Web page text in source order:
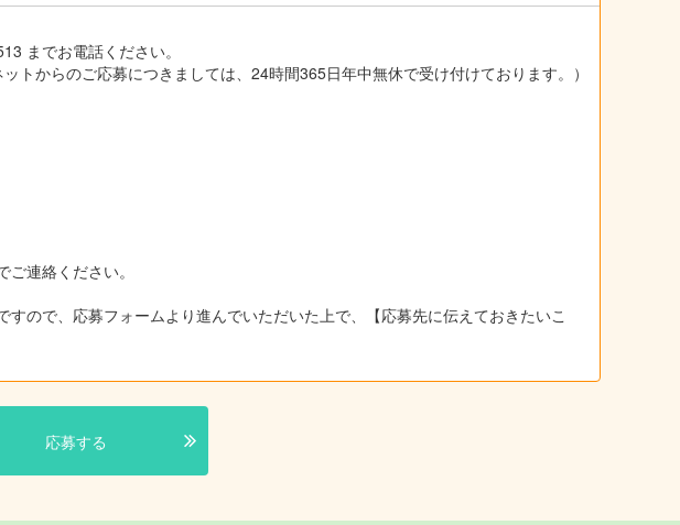
までお電話ください。
トからのご応募につきましては、24時間365日年中無休で受け付けております。）
連絡ください。
ので、応募フォームより進んでいただいた上で、【応募先に伝えておきたいこ
応募する